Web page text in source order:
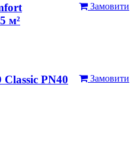
Замовити
м²
Замовити
PN40